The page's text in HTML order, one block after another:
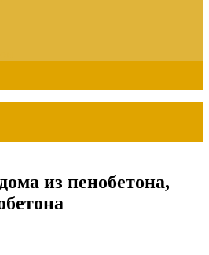
из пенобетона,